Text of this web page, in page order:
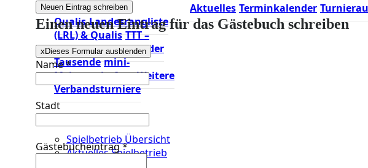
BEM &
Qualis Landesrangliste
(LRL) & Qualis TTT –
Tischtennisturnier der
Tausende mini-
Meisterschaften Weitere
Verbandsturniere
Aktuelles Terminkalender
Spielbetrieb Übersicht
Aktuelles Spielbetrieb
Einen neuen Eintrag für das Gästebuch schreiben
x Dieses Formular ausblenden
Name*
Stadt
Gästebucheintrag*